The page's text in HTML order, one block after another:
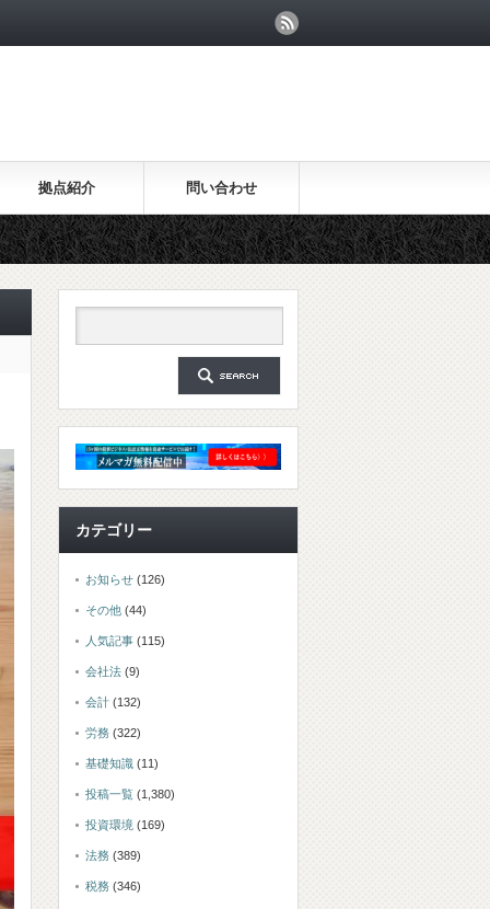
拠点紹介 問い合わせ
カテゴリー
お知らせ (126)
その他 (44)
人気記事 (115)
会社法 (9)
会計 (132)
労務 (322)
基礎知識 (11)
投稿一覧 (1,380)
投資環境 (169)
法務 (389)
税務 (346)